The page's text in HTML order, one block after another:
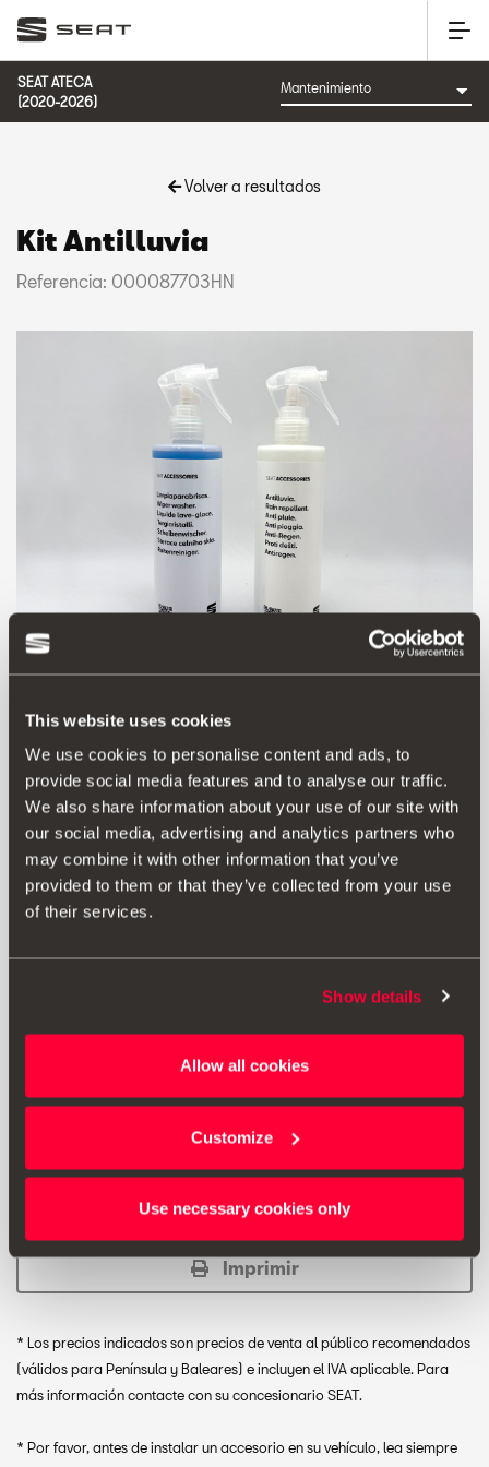
This website uses cookies
We use cookies to personalise content and ads, to
provide social media features and to analyse our traffic.
We also share information about your use of our site with
our social media, advertising and analytics partners who
may combine it with other information that you’ve
provided to them or that they’ve collected from your use
of their services.
Show details
Allow all cookies
Customize
Use necessary cookies only
SEAT ATECA
(2020-2026)
Volver a resultados
Kit Antilluvia
Referencia: 000087703HN
Producto
El antilluvia es un inovador producto repelente de lluvia,
nieve y hielo para lunas de vehículos. Gracias a su efecto
hidrofóbico, las gotas de lluvia apenas tocan la
superficie y ruedan fácilmente hasta desaparecer del
parabrisas. El resultado es una mayor visibilidad al
volante tanto diurna como nocturna sin necesidad de
compuesto por un spray limpiaparabrisas y un spray
Añadir a lista de deseos
Ver lista de deseos
Imprimir
* Los precios indicados son precios de venta al público recomendados
(válidos para Península y Baleares) e incluyen el IVA aplicable. Para
más información contacte con su concesionario SEAT.
* Por favor, antes de instalar un accesorio en su vehículo, lea siempre